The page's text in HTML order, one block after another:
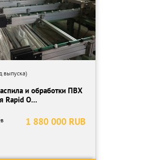
выпуска)
и обработки ПВХ
Rapid O...
1 880 000 RUB